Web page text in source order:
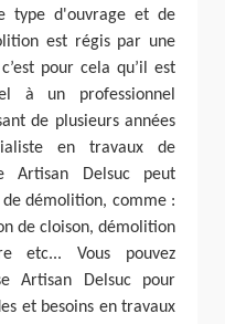
type d'ouvrage et de
est régis par une
pour cela qu’il est
à un professionnel
de plusieurs années
en travaux de
Artisan Delsuc peut
démolition, comme :
de cloison, démolition
etc... Vous pouvez
Artisan Delsuc pour
et besoins en travaux